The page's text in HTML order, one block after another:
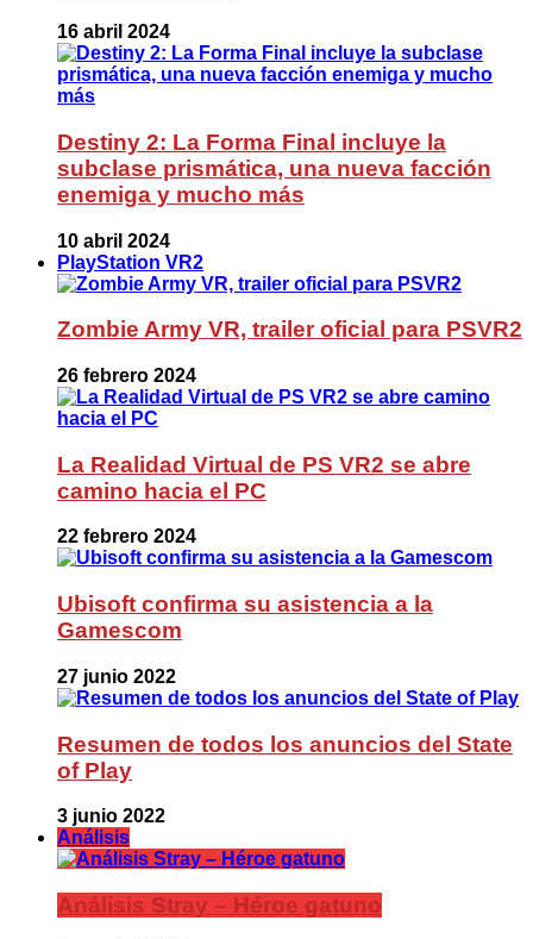
16 abril 2024
Destiny 2: La Forma Final incluye la
subclase prismática, una nueva facción
enemiga y mucho más
10 abril 2024
PlayStation VR2
Zombie Army VR, trailer oficial para PSVR2
26 febrero 2024
La Realidad Virtual de PS VR2 se abre
camino hacia el PC
22 febrero 2024
Ubisoft confirma su asistencia a la
Gamescom
27 junio 2022
Resumen de todos los anuncios del State
of Play
3 junio 2022
Análisis
Análisis Stray – Héroe gatuno